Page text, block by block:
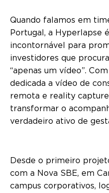
Quando falamos em
Portugal, a Hyperlapse
incontornável para
investidores que
“apenas um vídeo”.
dedicada a vídeo de
remota e reality
transformar o
verdadeiro ativo de
Desde o primeiro
com a Nova SBE, em
campus corporativos,